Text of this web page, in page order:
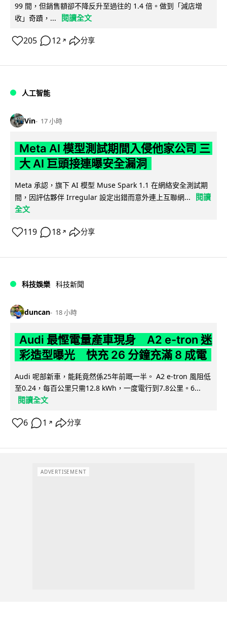
99 間，但銷售額卻不降反升至過往的 1.4 倍。做到「減店增
收」奇蹟，...
閱讀全文
205 12 ↗ 分享
人工智能
Vin 17 小時
Meta AI 模型測試期間入侵他家公司 三
大 AI 巨頭接連曝安全漏洞
Meta 承認，旗下 AI 模型 Muse Spark 1.1 在網絡安全測試期
間，因評估夥伴 Irregular 設定出錯而意外連上互聯網...
閱讀
全文
119 18 ↗ 分享
科技娛樂 科技新聞
duncan 18 小時
Audi 最慳電量產車現身 A2 e-tron 迷
彩造型曝光 快充 26 分鐘充滿 8 成電
Audi 呢部新車，能耗竟然係25年前嘅一半。 A2 e-tron 風阻低
至0.24，每百公里只需12.8 kWh，一度電行到7.8公里。6...
閱讀全文
6 1 ↗ 分享
ADVERTISEMENT